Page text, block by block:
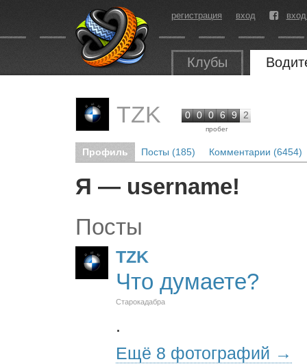
регистрация вход
Клубы
TZK 0 0 0 6 9 2
пробег
Профиль Посты (185) Комментарии (6454)
Я — username!
Посты
TZK
Что думаете?
Старокадабра
.
Ещё 8 фотографий →